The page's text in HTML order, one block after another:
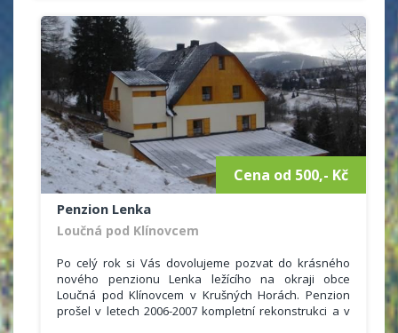
Součástí každého apartmánu je ložnice vybavena
ložním prádlem a ručníky.
Obývací pokoj se satelitním televizorem. Součástí
obývacího pokoje je také kuchyňský kout. Zde je k
dispozici lednice, sklokeramická deska, rychlovarná
konvice, kávovar, myčka nádobí a dostatečné množství
nádobí.
Sociální zařízení se skládá z umyvadla, toalety a
sprchového koutu.
Cena od 500,- Kč
Penzion Lenka
Loučná pod Klínovcem
Po celý rok si Vás dovolujeme pozvat do krásného
nového penzionu Lenka ležícího na okraji obce
Loučná pod Klínovcem v Krušných Horách. Penzion
prošel v letech 2006-2007 kompletní rekonstrukci a v